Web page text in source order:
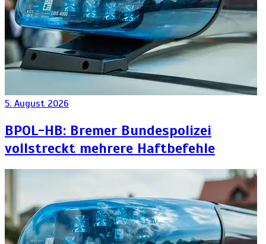
5. August 2026
BPOL-HB: Bremer Bundespolizei
vollstreckt mehrere Haftbefehle